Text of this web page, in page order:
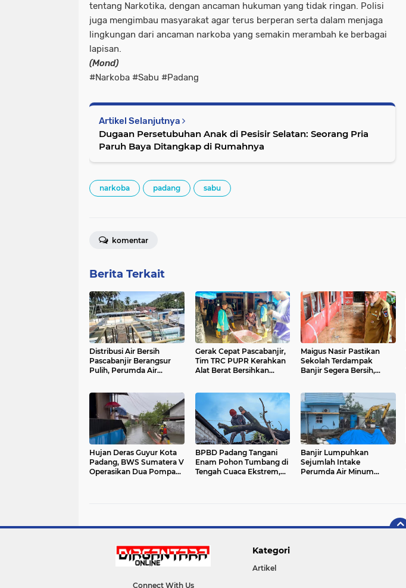
tentang Narkotika, dengan ancaman hukuman yang tidak ringan. Polisi
juga mengimbau masyarakat agar terus berperan serta dalam menjaga
lingkungan dari ancaman narkoba yang semakin merambah ke berbagai
lapisan.
(Mond)
#Narkoba #Sabu #Padang
Artikel Selanjutnya
Dugaan Persetubuhan Anak di Pesisir Selatan: Seorang Pria
Paruh Baya Ditangkap di Rumahnya
narkoba padang sabu
komentar
Berita Terkait
Distribusi Air Bersih
Pascabanjir Berangsur
Pulih, Perumda Air
Layanan
Gerak Cepat Pascabanjir,
Tim TRC PUPR Kerahkan
Alat Berat Bersihkan
Maigus Nasir Pastikan
Sekolah Terdampak
Banjir Segera Bersih,
Hujan Deras Guyur Kota
Padang, BWS Sumatera V
Operasikan Dua Pompa
BPBD Padang Tangani
Enam Pohon Tumbang di
Tengah Cuaca Ekstrem,
Banjir Lumpuhkan
Sejumlah Intake
Perumda Air Minum
Connect With Us
Kategori
Artikel